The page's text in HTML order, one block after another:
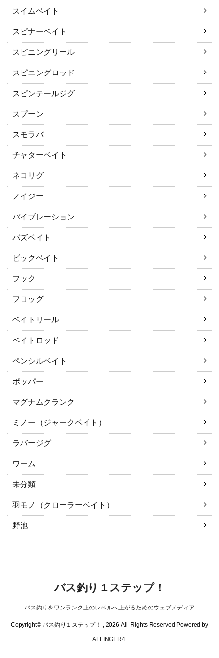
スイムベイト
スピナーベイト
スピニングリール
スピニングロッド
スピンテールジグ
スプーン
スモラバ
チャターベイト
ネコリグ
ノイジー
バイブレーション
バズベイト
ビックベイト
フック
フロッグ
ベイトリール
ベイトロッド
ペンシルベイト
ポッパー
マグナムクランク
ミノー（ジャークベイト）
ラバージグ
ワーム
未分類
羽モノ（クローラーベイト）
野池
バス釣り１ステップ！
バス釣りをワンランク上のレベルへ上がるためのウェブメディア
Copyright© バス釣り１ステップ！ , 2026 All Rights Reserved Powered by
AFFINGER4